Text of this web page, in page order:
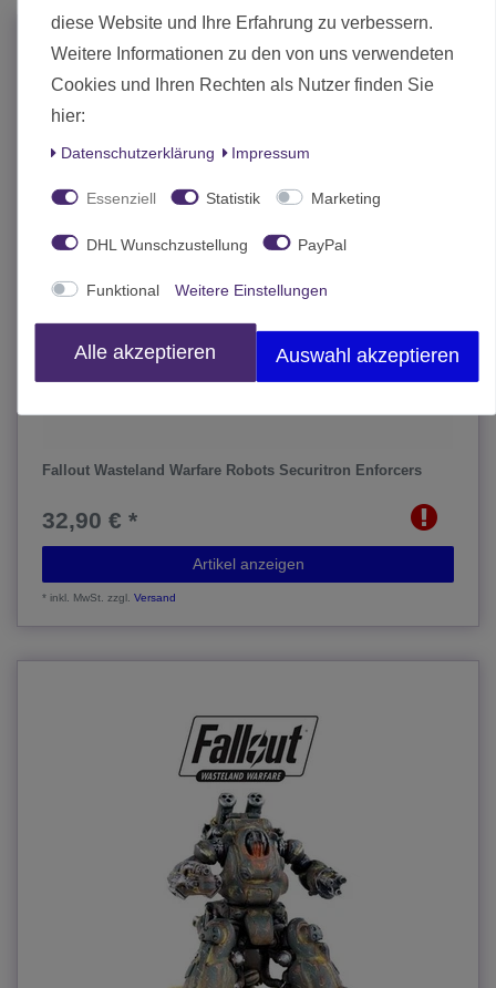
Fallout Wasteland Warfare Robots Securitron Enforcers
32,90 € *
Artikel anzeigen
*inkl. MwSt. zzgl.Versand
diese Website und Ihre Erfahrung zu verbessern.
Weitere Informationen zu den von uns verwendeten
Cookies und Ihren Rechten als Nutzer finden Sie
hier:
Daten­schutz­erklärung Impressum
Essenziell Statistik Marketing
DHL Wunschzustellung PayPal
Funktional Weitere Einstellungen
Alle akzeptieren Auswahl akzeptieren